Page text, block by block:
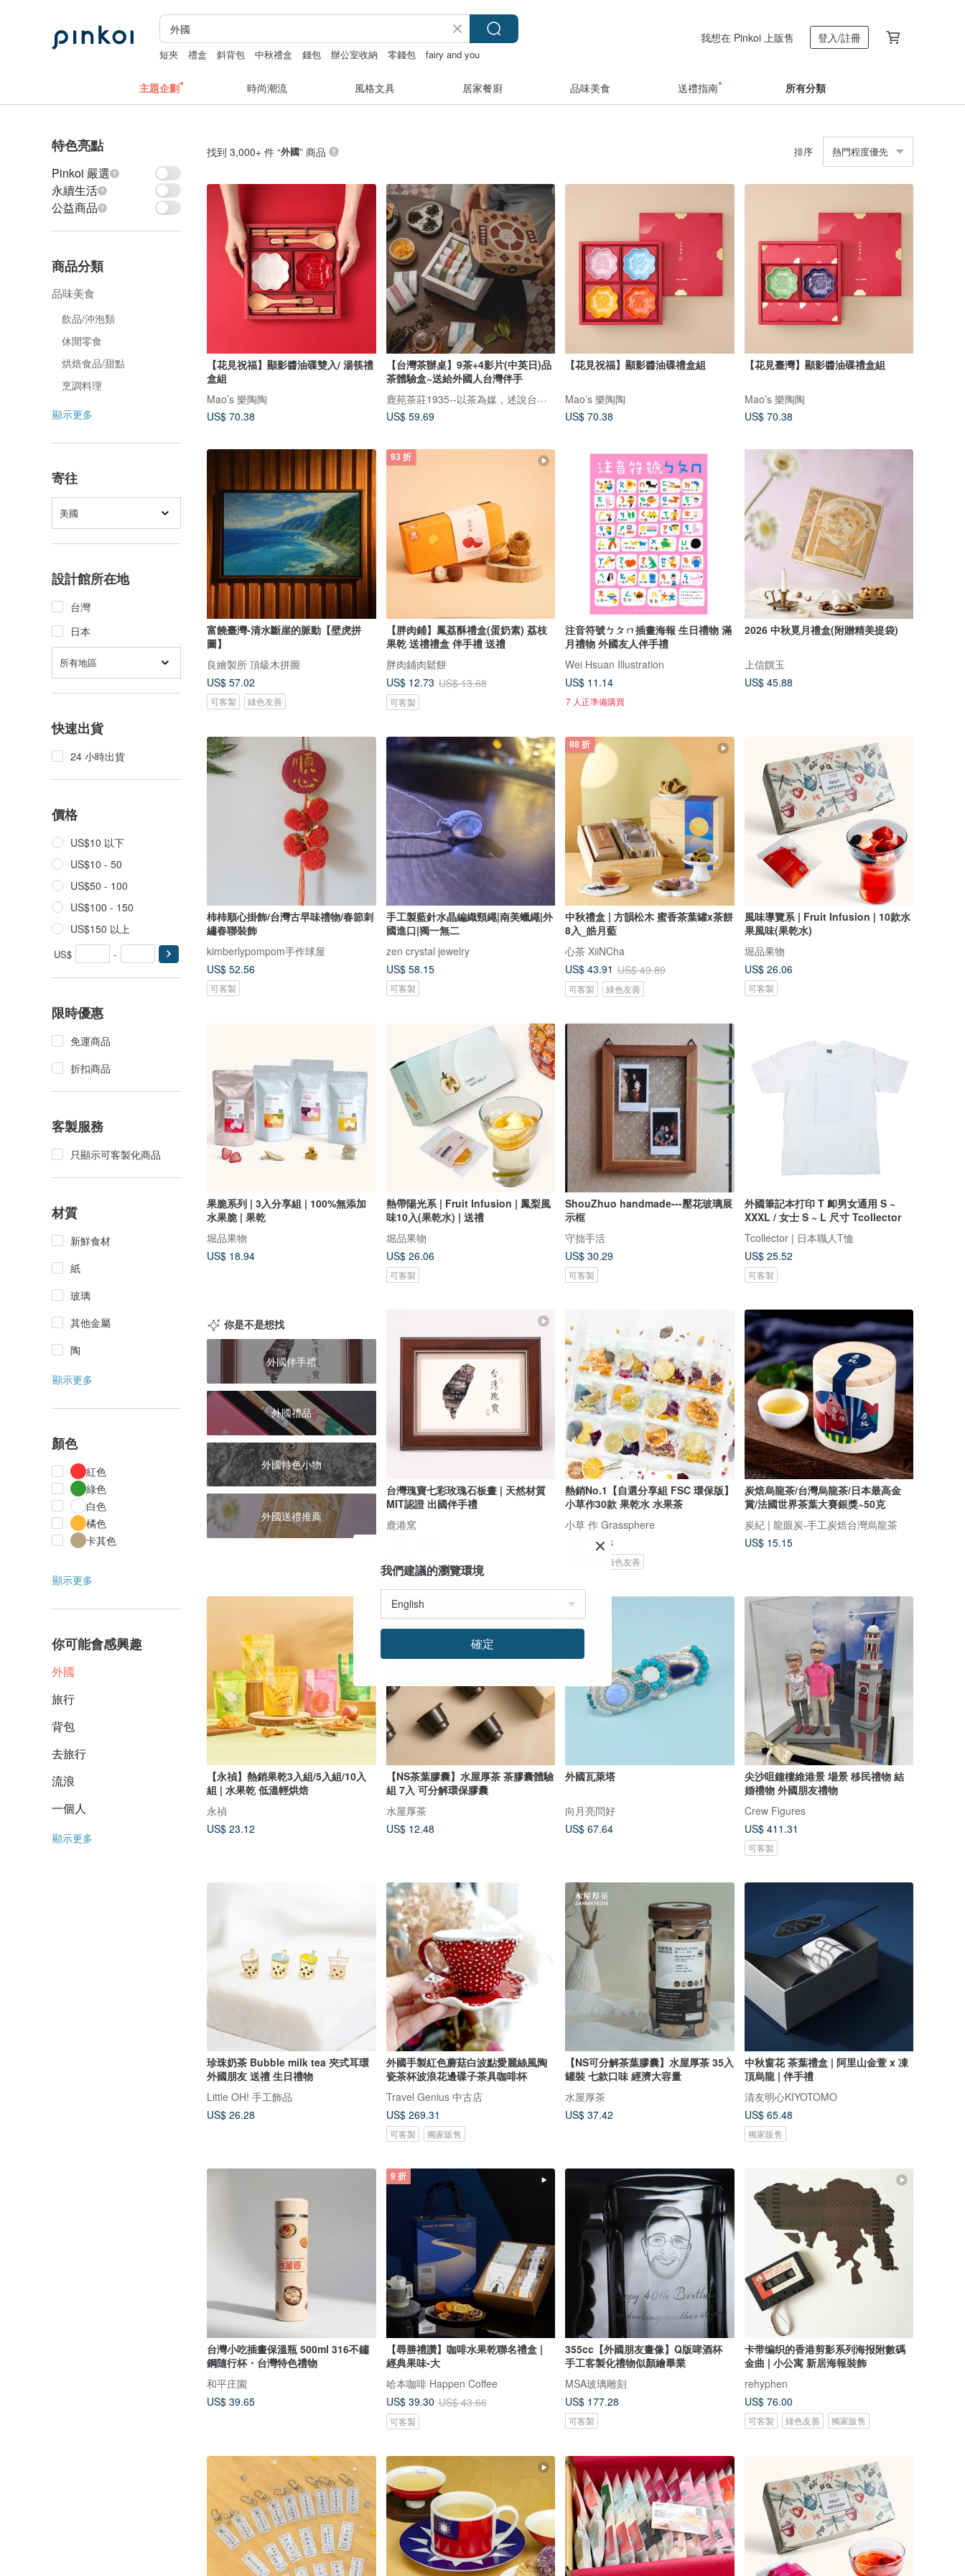
短夾 禮盒 斜背包 中秋禮盒 錢包 辦公室收納 零錢包 fairy and you
我想在 Pinkoi 上販售 登入/註冊
主題企劃 時尚潮流 風格文具 居家餐廚 品味美食 送禮指南 所有分類
特色亮點
Pinkoi 嚴選
永續生活
公益商品
商品分類
品味美食
飲品/沖泡類
休閒零食
烘焙食品/甜點
烹調料理
顯示更多
寄往
美國
設計館所在地
台灣
日本
所有地區
快速出貨
24 小時出貨
價格
US$10 以下
US$10 - 50
US$50 - 100
US$100 - 150
US$150 以上
US$ -
限時優惠
免運商品
折扣商品
客製服務
只顯示可客製化商品
材質
新鮮食材
紙
玻璃
其他金屬
陶
顯示更多
顏色
紅色
綠色
白色
橘色
卡其色
顯示更多
你可能會感興趣
外國
旅行
背包
去旅行
流浪
一個人
顯示更多
找到 3,000+ 件 “外國” 商品 排序 熱門程度優先
【花見祝福】顯影醬油碟雙入/ 湯筷禮
盒組
Mao’s 樂陶陶
US$ 70.38
【台灣茶辦桌】9茶+4影片(中英日)品
茶體驗盒~送給外國人台灣伴手
鹿苑茶莊1935--以茶為媒，述說台灣島嶼的故事與溫暖
US$ 59.69
【花見祝福】顯影醬油碟禮盒組
Mao’s 樂陶陶
US$ 70.38
【花見臺灣】顯影醬油碟禮盒組
Mao’s 樂陶陶
US$ 70.38
富饒臺灣-清水斷崖的脈動【壁虎拼
圖】
良繪製所 頂級木拼圖
US$ 57.02
可客製 綠色友善
93 折
【胖肉鋪】鳳荔酥禮盒(蛋奶素) 荔枝
果乾 送禮禮盒 伴手禮 送禮
胖肉鋪肉鬆餅
US$ 12.73 US$ 13.68
可客製
注音符號ㄅㄆㄇ插畫海報 生日禮物 滿
月禮物 外國友人伴手禮
Wei Hsuan Illustration
US$ 11.14
7 人正準備購買
2026 中秋覓月禮盒(附贈精美提袋)
上信饌玉
US$ 45.88
柿柿順心掛飾/台灣古早味禮物/春節刺
繡春聯裝飾
kimberlypompom手作球屋
US$ 52.56
可客製
手工製藍針水晶編織頸繩|南美蠟繩|外
國進口|獨一無二
zen crystal jewelry
US$ 58.15
可客製
88 折
中秋禮盒 | 方韻松木 蜜香茶葉罐x茶餅
8入_皓月藍
心茶 XiiNCha
US$ 43.91 US$ 49.89
可客製 綠色友善
風味導覽系 | Fruit Infusion | 10款水
果風味(果乾水)
堀品果物
US$ 26.06
可客製
果脆系列 | 3入分享組 | 100%無添加
水果脆 | 果乾
堀品果物
US$ 18.94
熱帶陽光系 | Fruit Infusion | 鳳梨風
味10入(果乾水) | 送禮
堀品果物
US$ 26.06
可客製
ShouZhuo handmade---壓花玻璃展
示框
守拙手活
US$ 30.29
可客製
外國筆記本打印 T 卹男女通用 S ~
XXXL / 女士 S ~ L 尺寸 Tcollector
Tcollector | 日本職人T恤
US$ 25.52
可客製
你是不是想找
外國伴手禮
外國禮品
外國特色小物
外國送禮推薦
台灣瑰寶七彩玫瑰石板畫 | 天然材質
MIT認證 出國伴手禮
鹿港窯
熱銷No.1【自選分享組 FSC 環保版】
小草作30款 果乾水 水果茶
小草 作 Grassphere
US$ 39.38
綠色友善
炭焙烏龍茶/台灣烏龍茶/日本最高金
賞/法國世界茶葉大賽銀獎~50克
炭紀 | 龍眼炭-手工炭焙台灣烏龍茶
US$ 15.15
【永禎】熱銷果乾3入組/5入組/10入
組 | 水果乾 低溫輕烘焙
永禎
US$ 23.12
【NS茶葉膠囊】水屋厚茶 茶膠囊體驗
組 7入 可分解環保膠囊
水屋厚茶
US$ 12.48
外國瓦萊塔
向月亮問好
US$ 67.64
尖沙咀鐘樓維港景 場景 移民禮物 結
婚禮物 外國朋友禮物
Crew Figures
US$ 411.31
可客製
珍珠奶茶 Bubble milk tea 夾式耳環
外國朋友 送禮 生日禮物
Little OH! 手工飾品
US$ 26.28
外國手製紅色蘑菇白波點愛麗絲風陶
瓷茶杯波浪花邊碟子茶具咖啡杯
Travel Genius 中古店
US$ 269.31
可客製 獨家販售
【NS可分解茶葉膠囊】水屋厚茶 35入
罐裝 七款口味 經濟大容量
水屋厚茶
US$ 37.42
中秋窗花 茶葉禮盒 | 阿里山金萱 x 凍
頂烏龍 | 伴手禮
清友明心KIYOTOMO
US$ 65.48
獨家販售
台灣小吃插畫保溫瓶 500ml 316不鏽
鋼隨行杯・台灣特色禮物
和平庄園
US$ 39.65
9 折
【尋勝禮讚】咖啡水果乾聯名禮盒 |
經典果味-大
哈本咖啡 Happen Coffee
US$ 39.30 US$ 43.66
可客製
355cc【外國朋友畫像】Q版啤酒杯
手工客製化禮物似顏繪畢業
MSA玻璃雕刻
US$ 177.28
可客製
卡带编织的香港剪影系列海报附數碼
金曲 | 小公寓 新居海報裝飾
rehyphen
US$ 76.00
可客製 綠色友善 獨家販售
我們建議的瀏覽環境
確定